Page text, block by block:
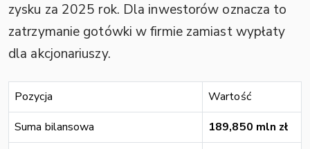
zysku za 2025 rok. Dla inwestorów oznacza to
zatrzymanie gotówki w firmie zamiast wypłaty
dla akcjonariuszy.
Pozycja
Wartość
Suma bilansowa
189,850 mln zł